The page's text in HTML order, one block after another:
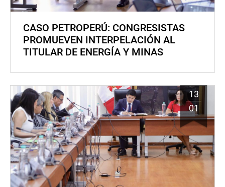
CASO PETROPERÚ: CONGRESISTAS
PROMUEVEN INTERPELACIÓN AL
TITULAR DE ENERGÍA Y MINAS
13
01